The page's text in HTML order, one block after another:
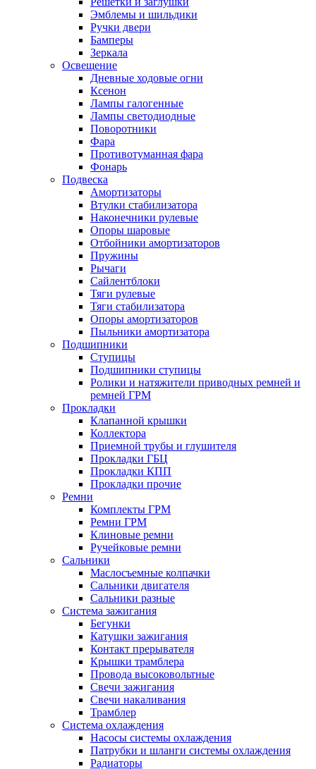
Эмблемы и шильдики
Ручки двери
Бамперы
Зеркала
Освещение
Дневные ходовые огни
Ксенон
Лампы галогенные
Лампы светодиодные
Поворотники
Фара
Противотуманная фара
Фонарь
Подвеска
Амортизаторы
Втулки стабилизатора
Наконечники рулевые
Опоры шаровые
Отбойники амортизаторов
Пружины
Рычаги
Сайлентблоки
Тяги рулевые
Тяги стабилизатора
Опоры амортизаторов
Пыльники амортизатора
Подшипники
Ступицы
Подшипники ступицы
Ролики и натяжители приводных ремней и
ремней ГРМ
Прокладки
Клапанной крышки
Коллектора
Приемной трубы и глушителя
Прокладки ГБЦ
Прокладки КПП
Прокладки прочие
Ремни
Комплекты ГРМ
Ремни ГРМ
Клиновые ремни
Ручейковые ремни
Сальники
Маслосъемные колпачки
Сальники двигателя
Сальники разные
Система зажигания
Бегунки
Катушки зажигания
Контакт прерывателя
Крышки трамблера
Провода высоковольтные
Свечи зажигания
Свечи накаливания
Трамблер
Система охлаждения
Насосы системы охлаждения
Патрубки и шланги системы охлаждения
Радиаторы